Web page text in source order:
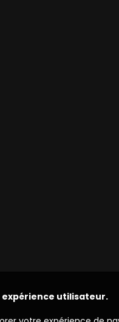
expérience utilisateur.